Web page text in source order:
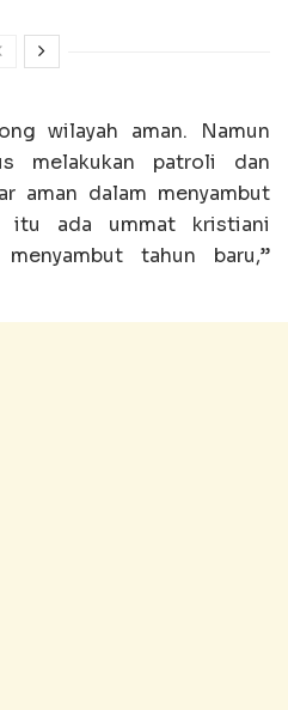
wilayah aman. Namun
melakukan patroli dan
aman dalam menyambut
itu ada ummat kristiani
tahun baru,”